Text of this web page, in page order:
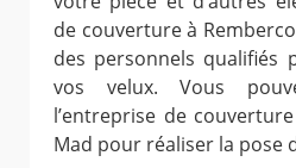
de couverture à
des personnels qualifiés
vos velux. Vous
l’entreprise de
Mad pour réaliser la pose